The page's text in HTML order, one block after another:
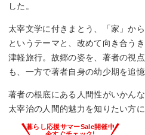
した。
太宰文学に付きまとう、「家」か
というテーマと、改めて向き合う
津軽旅行。故郷の姿を、著者の視
も、一方で著者自身の幼少期を追憶
著者の根底にある人間性がいかん
太宰治の人間的魅力を知りたい方